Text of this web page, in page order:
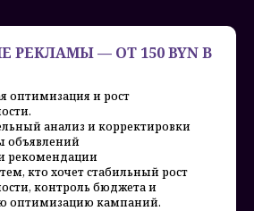
РЕКЛАМЫ — ОТ 150 BYN В
оптимизация и рост
анализ и корректировки
объявлений
рекомендации
кто хочет стабильный рост
контроль бюджета и
оптимизацию кампаний.